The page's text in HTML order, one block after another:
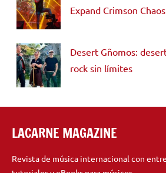
Expand Crimson Chaos
Desert Gñomos:
rock sin límites
LACARNE MAGAZINE
Revista de música internacional con